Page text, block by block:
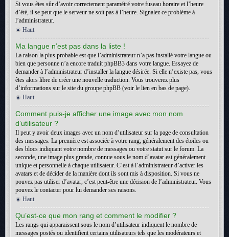
Si vous êtes sûr d’avoir correctement paramétré votre fuseau horaire et l’heure
d’été, il se peut que le serveur ne soit pas à l’heure. Signalez ce problème à
l’administrateur.
Haut
Ma langue n’est pas dans la liste !
La raison la plus probable est que l’administrateur n’a pas installé votre langue ou
bien que personne n’a encore traduit phpBB3 dans votre langue. Essayez de
demander à l’administrateur d’installer la langue désirée. Si elle n’existe pas, vous
êtes alors libre de créer une nouvelle traduction. Vous trouverez plus
d’informations sur le site du groupe phpBB (voir le lien en bas de page).
Haut
Comment puis-je afficher une image avec mon nom
d’utilisateur ?
Il peut y avoir deux images avec un nom d’utilisateur sur la page de consultation
des messages. La première est associée à votre rang, généralement des étoiles ou
des blocs indiquant votre nombre de messages ou votre statut sur le forum. La
seconde, une image plus grande, connue sous le nom d’avatar est généralement
unique et personnelle à chaque utilisateur. C’est à l’administrateur d’activer les
avatars et de décider de la manière dont ils sont mis à disposition. Si vous ne
pouvez pas utiliser d’avatar, c’est peut-être une décision de l’administrateur. Vous
pouvez le contacter pour lui demander ses raisons.
Haut
Qu’est-ce que mon rang et comment le modifier ?
Les rangs qui apparaissent sous le nom d’utilisateur indiquent le nombre de
messages postés ou identifient certains utilisateurs tels que les modérateurs et